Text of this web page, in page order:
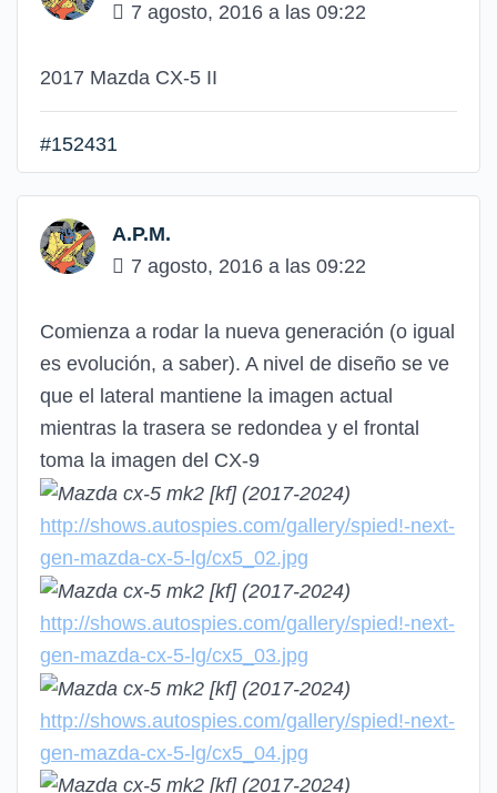
7 agosto, 2016 a las 09:22
2017 Mazda CX-5 II
#152431
A.P.M.
7 agosto, 2016 a las 09:22
Comienza a rodar la nueva generación (o igual
es evolución, a saber). A nivel de diseño se ve
que el lateral mantiene la imagen actual
mientras la trasera se redondea y el frontal
toma la imagen del CX-9
http://shows.autospies.com/gallery/spied!-next-
gen-mazda-cx-5-lg/cx5_02.jpg
http://shows.autospies.com/gallery/spied!-next-
gen-mazda-cx-5-lg/cx5_03.jpg
http://shows.autospies.com/gallery/spied!-next-
gen-mazda-cx-5-lg/cx5_04.jpg